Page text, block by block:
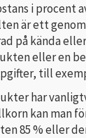
i procent
är ett
på kända
eller en
till
har
kan man
85 % eller